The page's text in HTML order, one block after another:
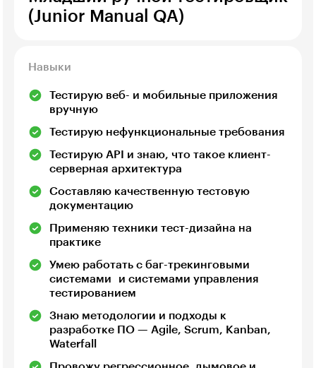
(Junior Manual QA)
Навыки
Тестирую веб- и мобильные приложения
вручную
Тестирую нефункциональные требования
Тестирую API и знаю, что такое клиент-
серверная архитектура
Составляю качественную тестовую
документацию
Применяю техники тест-дизайна на
практике
Умею работать с баг-трекинговыми
системами и системами управления
тестированием
Знаю методологии и подходы к
разработке ПО — Agile, Scrum, Kanban,
Waterfall